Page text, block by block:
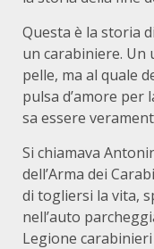
Questa è la storia
un carabiniere. Un
pelle, ma al quale
pulsa d’amore per
sa essere
Si chiamava
dell’Arma dei
di togliersi la vita,
nell’auto
Legione carabinieri